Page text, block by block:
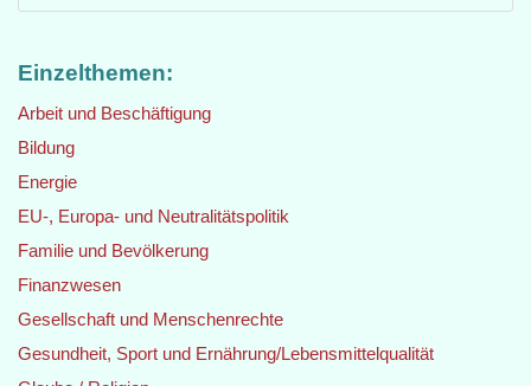
Einzelthemen:
Arbeit und Beschäftigung
Bildung
Energie
EU-, Europa- und Neutralitätspolitik
Familie und Bevölkerung
Finanzwesen
Gesellschaft und Menschenrechte
Gesundheit, Sport und Ernährung/Lebensmittelqualität